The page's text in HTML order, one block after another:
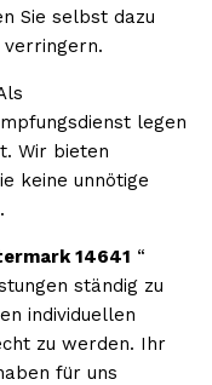
Sie selbst dazu
legen
Wir bieten
keine unnötige
14641 “
ständig zu
individuellen
zu werden. Ihr
für uns